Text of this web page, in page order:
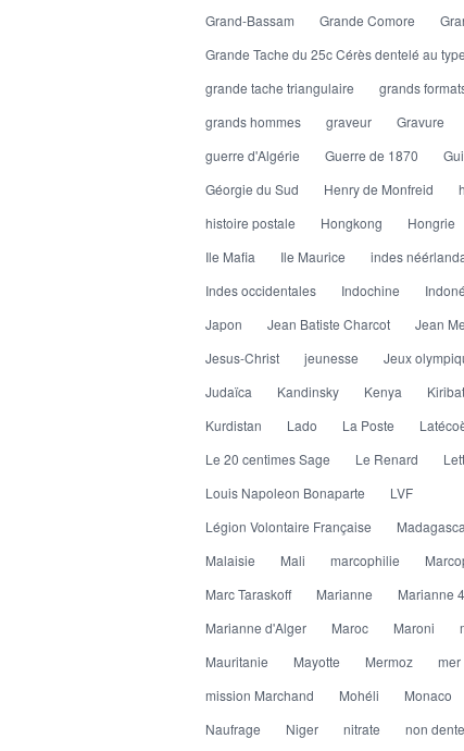
Grand-Bassam
Grande Comore
Grande Tache du 25c Cérès dentelé au
grande tache triangulaire
grands
grands hommes
graveur Gravure
guerre d'Algérie
Guerre de 1870
Géorgie du Sud
Henry de Monfreid
histoire postale
Hongkong Hongrie
Ile Mafia
Ile Maurice
indes
Indes occidentales
Indochine
Japon
Jean Batiste Charcot
Jean
Jesus-Christ
jeunesse Jeux
Judaïca
Kandinsky Kenya
Kurdistan
Lado La Poste
Le 20 centimes Sage
Le Renard
Louis Napoleon Bonaparte
LVF
Légion Volontaire Française
Malaisie
Mali marcophilie
Marc Taraskoff
Marianne
Marianne
Marianne d'Alger
Maroc Maroni
Mauritanie
Mayotte Mermoz mer
mission Marchand
Mohéli Monaco
Naufrage
Niger nitrate non